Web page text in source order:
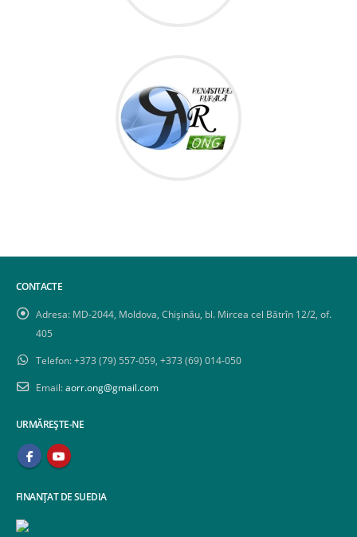
CONTACTE
Adresa: MD-2044, Moldova, Chișinău, bl. Mircea cel Bătrîn 12/2, of.
405
Telefon:+373 (79) 557-059, +373 (69) 014-050
Email:aorr.ong@gmail.com
URMĂREȘTE-NE
FINANȚAT DE SUEDIA